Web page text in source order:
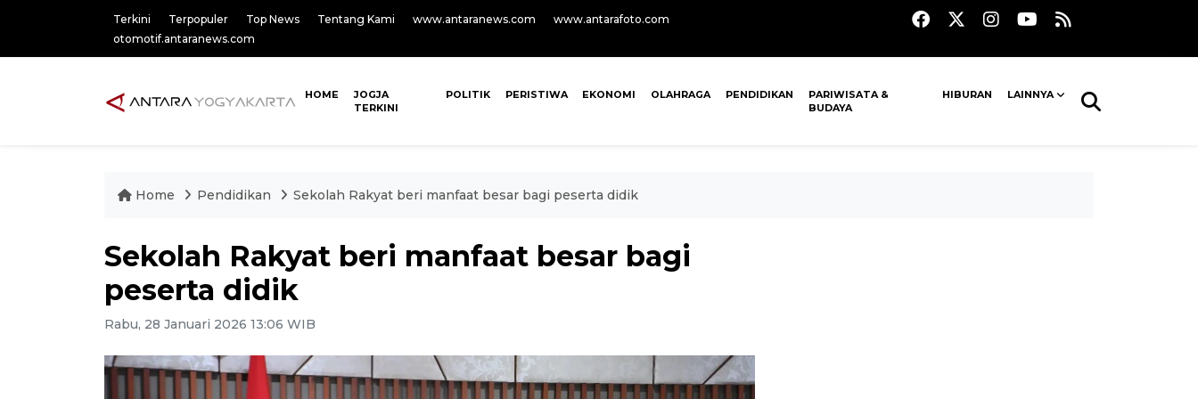
Terkini Terpopuler Top News Tentang Kami www.antaranews.com
www.antarafoto.com
otomotif.antaranews.com
HOME
JOGJA
TERKINI
POLITIK PERISTIWA EKONOMI OLAHRAGA PENDIDIKAN
PARIWISATA &
BUDAYA
HIBURAN LAINNYA
Home Pendidikan Sekolah Rakyat beri manfaat besar bagi peserta didik
Sekolah Rakyat beri manfaat besar bagi
peserta didik
Rabu, 28 Januari 2026 13:06 WIB